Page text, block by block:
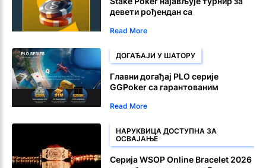
девети рођендан са
Read More
ДОГАЂАЈИ У ШАТОРУ
Главни догађај PLO серије
GGPoker са гарантованим
августа
Read More
НАРУКВИЦА ДОСТУПНА ЗА
ОСВАЈАЊЕ
Серија WSOP Online Bracelet 2026